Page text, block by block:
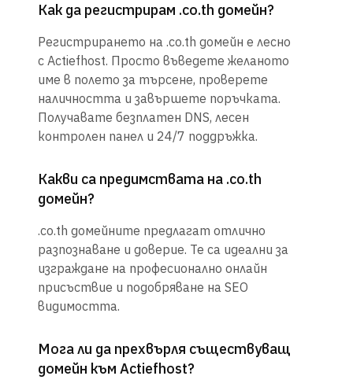
Как да регистрирам .co.th домейн?
Регистрирането на .co.th домейн е лесно
с Actiefhost. Просто въведете желаното
име в полето за търсене, проверете
наличността и завършете поръчката.
Получавате безплатен DNS, лесен
контролен панел и 24/7 поддръжка.
Какви са предимствата на .co.th
домейн?
.co.th домейните предлагат отлично
разпознаване и доверие. Те са идеални за
изграждане на професионално онлайн
присъствие и подобряване на SEO
видимостта.
Мога ли да прехвърля съществуващ
домейн към Actiefhost?